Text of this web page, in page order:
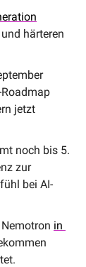
härteren
jetzt
noch bis 5.
zur
bei AI-
in